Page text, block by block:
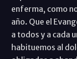
enferma, como
año. Que el
a todos y a cada
habituemos al